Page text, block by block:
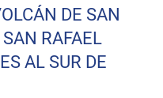
DE SAN
RAFAEL
AL SUR DE